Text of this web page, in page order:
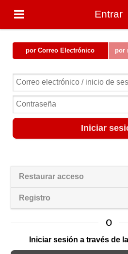
Entrar
por Correo Electrónico
Iniciar
Restaurar acceso
Registro
o
Iniciar sesión a través de